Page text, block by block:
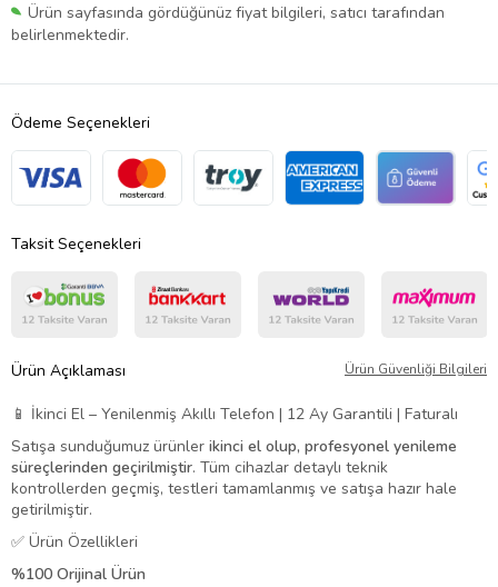
Ürün sayfasında gördüğünüz fiyat bilgileri, satıcı tarafından
belirlenmektedir.
Ödeme Seçenekleri
Taksit Seçenekleri
Ürün Açıklaması Ürün Güvenliği Bilgileri
📱 İkinci El – Yenilenmiş Akıllı Telefon | 12 Ay Garantili | Faturalı
Satışa sunduğumuz ürünler ikinci el olup, profesyonel yenileme
süreçlerinden geçirilmiştir. Tüm cihazlar detaylı teknik
kontrollerden geçmiş, testleri tamamlanmış ve satışa hazır hale
getirilmiştir.
✅ Ürün Özellikleri
%100 Orijinal Ürün